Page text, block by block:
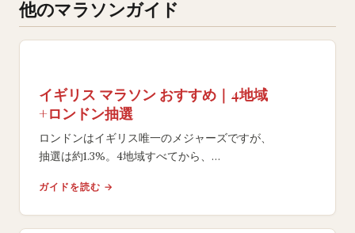
他のマラソンガイド
イギリス マラソン おすすめ｜4地域
+ロンドン抽選
ロンドンはイギリス唯一のメジャーズですが、
抽選は約1.3%。4地域すべてから、
比較し、目的に合う大会を選べます。
ガイドを読む →